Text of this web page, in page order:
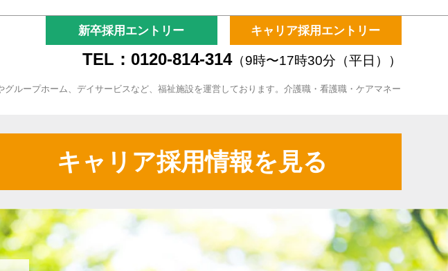
新卒採用エントリー キャリア採用エントリー
TEL：0120-814-314（9時〜17時30分（平日））
ループホーム、デイサービスなど、福祉施設を運営しております。介護職・看護職・ケアマネー
キャリア採用情報を見る